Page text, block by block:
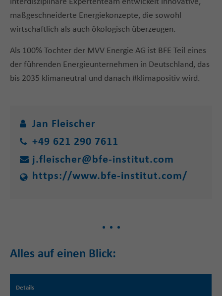
maßgeschneiderte Energiekonzepte, die sowohl
wirtschaftlich als auch ökologisch überzeugen.
Als 100% Tochter der MVV Energie AG ist BFE Teil eines
der führenden Energieunternehmen in Deutschland, das
bis 2035 klimaneutral und danach #klimapositiv wird.
Jan Fleischer
+49 621 290 7611
j.fleischer@bfe-institut.com
https://www.bfe-institut.com/
Alles auf einen Blick:
Details